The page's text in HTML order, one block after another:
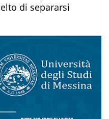
di separarsi